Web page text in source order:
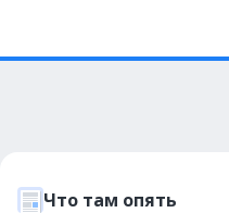
Что там опять